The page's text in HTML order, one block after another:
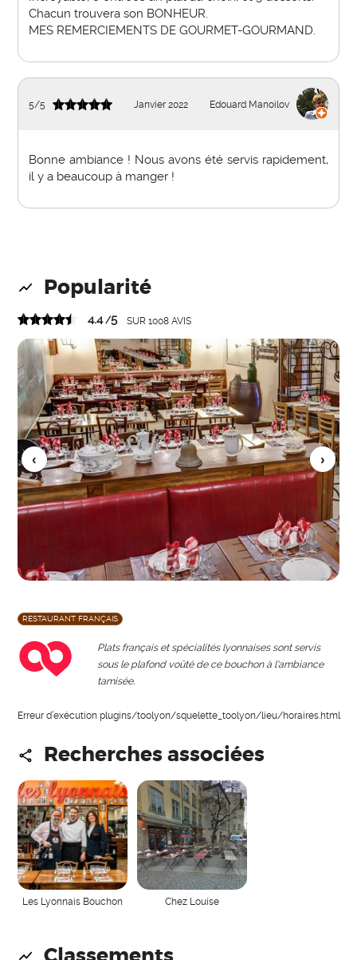
Chacun trouvera son BONHEUR.
MES REMERCIEMENTS DE GOURMET-GOURMAND.
5/5 Janvier 2022 Edouard Manoilov
Bonne ambiance ! Nous avons été servis rapidement,
il y a beaucoup à manger !
Popularité
4.4/5 SUR1008 AVIS
RESTAURANT FRANÇAIS
Plats français et spécialités lyonnaises sont servis
sous le plafond voûté de ce bouchon à l'ambiance
tamisée.
Erreur d’exécution plugins/toolyon/squelette_toolyon/lieu/horaires.html
Recherches associées
Les Lyonnais Bouchon Chez Louise